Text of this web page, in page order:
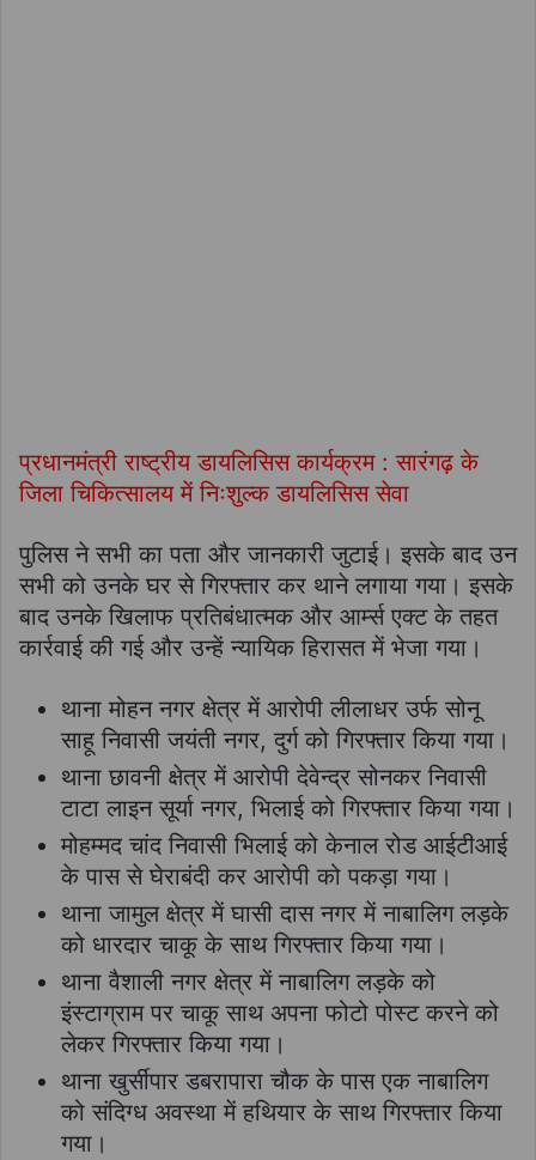
प्रधानमंत्री राष्ट्रीय डायलिसिस कार्यक्रम : सारंगढ़ के
जिला चिकित्सालय में निःशुल्क डायलिसिस सेवा
पुलिस ने सभी का पता और जानकारी जुटाई। इसके बाद उन
सभी को उनके घर से गिरफ्तार कर थाने लगाया गया। इसके
बाद उनके खिलाफ प्रतिबंधात्मक और आर्म्स एक्ट के तहत
कार्रवाई की गई और उन्हें न्यायिक हिरासत में भेजा गया।
थाना मोहन नगर क्षेत्र में आरोपी लीलाधर उर्फ सोनू
साहू निवासी जयंती नगर, दुर्ग को गिरफ्तार किया गया।
थाना छावनी क्षेत्र में आरोपी देवेन्द्र सोनकर निवासी
टाटा लाइन सूर्या नगर, भिलाई को गिरफ्तार किया गया।
मोहम्मद चांद निवासी भिलाई को केनाल रोड आईटीआई
के पास से घेराबंदी कर आरोपी को पकड़ा गया।
थाना जामुल क्षेत्र में घासी दास नगर में नाबालिग लड़के
को धारदार चाकू के साथ गिरफ्तार किया गया।
थाना वैशाली नगर क्षेत्र में नाबालिग लड़के को
इंस्टाग्राम पर चाकू साथ अपना फोटो पोस्ट करने को
लेकर गिरफ्तार किया गया।
थाना खुर्सीपार डबरापारा चौक के पास एक नाबालिग
को संदिग्ध अवस्था में हथियार के साथ गिरफ्तार किया
गया।